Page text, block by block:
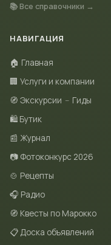
📚 Все справочники →
НАВИГАЦИЯ
🏠 Главная
🏢 Услуги и компании
🧭 Экскурсии – Гиды
🛍 Бутик
📰 Журнал
📷 Фотоконкурс 2026
🍲 Рецепты
🎧 Радио
🧭 Квесты по Марокко
📋 Доска объявлений